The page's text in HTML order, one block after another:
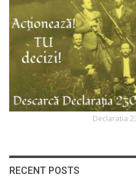
Declaratia
RECENT POSTS